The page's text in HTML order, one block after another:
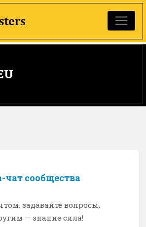
чат сообщества
задавайте вопросы,
— знание сила!